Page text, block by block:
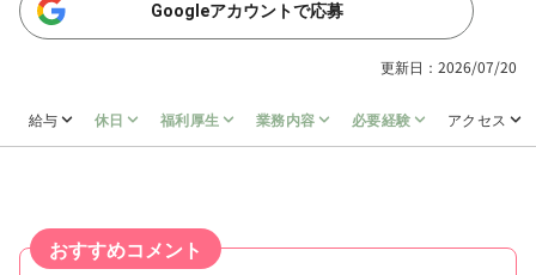
Googleアカウントで応募
更新日：2026/07/20
給与 休日 福利厚生 業務内容 必要経験 アクセス
おすすめコメント